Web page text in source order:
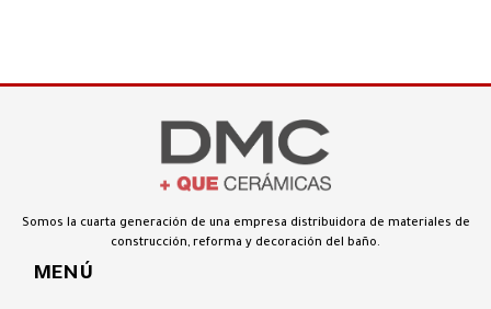
Somos la cuarta generación de una empresa distribuidora de materiales de
construcción, reforma y decoración del baño.
MENÚ